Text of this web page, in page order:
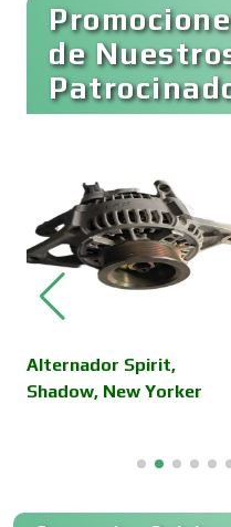
Cafeterías
Cajas de Ahorro
Cámaras de
Camiones para
Cancelería de
Capacitación
de
Alternador Spirit,
Shadow, New Yorker